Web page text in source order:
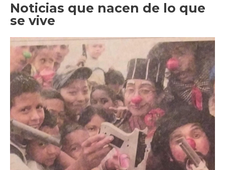
Noticias que nacen de lo que
se vive